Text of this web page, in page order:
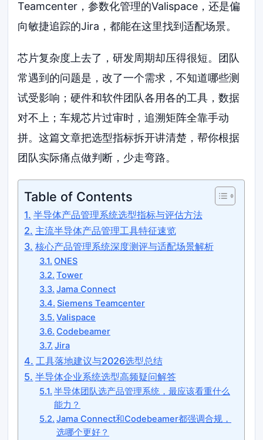
Teamcenter，参数化管理的Valispace，还是偏
向敏捷追踪的Jira，都能在这里找到适配场景。
芯片复杂度上去了，研发周期却压得很短。团队
常遇到的问题是，改了一个需求，不知道哪些测
试受影响；硬件和软件团队各用各的工具，数据
对不上；车规芯片过审时，追溯矩阵全靠手动
拼。这篇文章把选型指标拆开讲清楚，帮你根据
团队实际痛点做判断，少走弯路。
Table of Contents
半导体产品管理系统选型指标与评估方法
主流半导体产品管理工具特征速览
核心产品管理系统深度测评与适配场景解析
ONES
Tower
Jama Connect
Siemens Teamcenter
Valispace
Codebeamer
Jira
工具落地建议与2026选型总结
半导体企业系统选型高频疑问解答
半导体团队选产品管理系统，最应该看重什么
能力？
Jama Connect和Codebeamer都强调合规，
选哪个更好？